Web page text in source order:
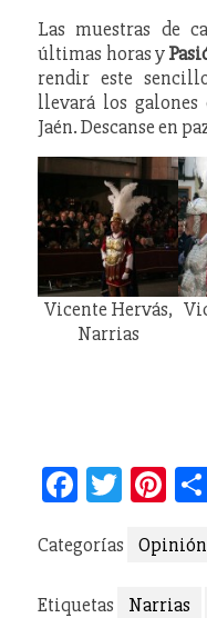
Las muestras de
últimas horas y
rendir este
llevará los galones
Jaén. Descanse en
Vicente Hervás,
Narrias
Categorías
Etiquetas Narrias